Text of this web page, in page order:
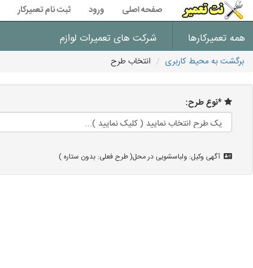
صفحه اصلی ورود ثبت نام تعمیرکار
همه تعمیرکارها شرکت های تعمیرات لوازم
برگشت به محیط کاربری انتخاب طرح
*نوع طرح:
آگهی وکیل: ولباسشویی در محل( طرح فعلی: بدون ستاره )